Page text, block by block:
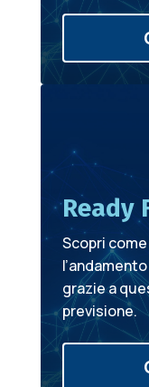
Ready
Scopri
grazie a
previsione.